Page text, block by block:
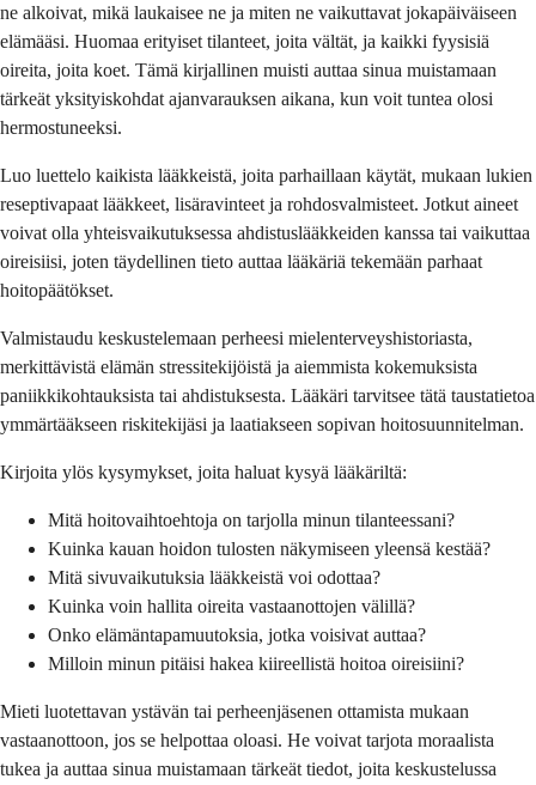
ne alkoivat, mikä laukaisee ne ja miten ne vaikuttavat jokapäiväiseen
elämääsi. Huomaa erityiset tilanteet, joita vältät, ja kaikki fyysisiä
oireita, joita koet. Tämä kirjallinen muisti auttaa sinua muistamaan
tärkeät yksityiskohdat ajanvarauksen aikana, kun voit tuntea olosi
hermostuneeksi.
Luo luettelo kaikista lääkkeistä, joita parhaillaan käytät, mukaan lukien
reseptivapaat lääkkeet, lisäravinteet ja rohdosvalmisteet. Jotkut aineet
voivat olla yhteisvaikutuksessa ahdistuslääkkeiden kanssa tai vaikuttaa
oireisiisi, joten täydellinen tieto auttaa lääkäriä tekemään parhaat
hoitopäätökset.
Valmistaudu keskustelemaan perheesi mielenterveyshistoriasta,
merkittävistä elämän stressitekijöistä ja aiemmista kokemuksista
paniikkikohtauksista tai ahdistuksesta. Lääkäri tarvitsee tätä taustatietoa
ymmärtääkseen riskitekijäsi ja laatiakseen sopivan hoitosuunnitelman.
Kirjoita ylös kysymykset, joita haluat kysyä lääkäriltä:
Mitä hoitovaihtoehtoja on tarjolla minun tilanteessani?
Kuinka kauan hoidon tulosten näkymiseen yleensä kestää?
Mitä sivuvaikutuksia lääkkeistä voi odottaa?
Kuinka voin hallita oireita vastaanottojen välillä?
Onko elämäntapamuutoksia, jotka voisivat auttaa?
Milloin minun pitäisi hakea kiireellistä hoitoa oireisiini?
Mieti luotettavan ystävän tai perheenjäsenen ottamista mukaan
vastaanottoon, jos se helpottaa oloasi. He voivat tarjota moraalista
tukea ja auttaa sinua muistamaan tärkeät tiedot, joita keskustelussa